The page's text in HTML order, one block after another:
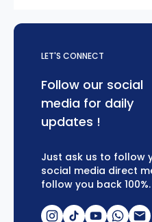
LET'S CONNECT
Follow our social
media for daily
updates !
Just ask us to follow
social media direct
follow you back 100%.